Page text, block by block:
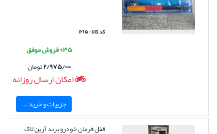
کد کالا : ۱۲۱۵
۳۵+ فروش موفق
۲/۹۷۵/۰۰۰تومان
امکان ارسال روزانه
جزییات و خرید ...
قفل فرمان خودرو برند آرین لاک